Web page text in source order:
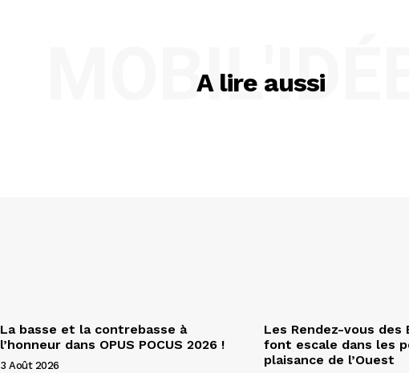
A lire aussi
La basse et la contrebasse à
l’honneur dans OPUS POCUS 2026 !
3 Août 2026
Les Rendez-vous des
font escale dans les
plaisance de l’Ouest